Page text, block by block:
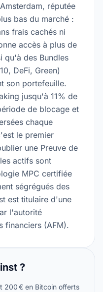
réputée
bas du marché :
frais cachés ni
accès à plus de
qu'à des Bundles
DeFi, Green)
son portefeuille.
jusqu'à 11% de
de blocage et
chaque
le premier
une Preuve de
actifs sont
MPC certifiée
ségrégués des
est titulaire d'une
l'autorité
financiers (AFM).
?
200 € en Bitcoin offerts